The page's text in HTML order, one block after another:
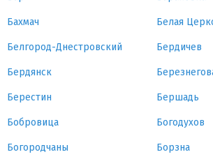
Бахмач Белая
Белгород-Днестровский Бердичев
Бердянск
Берестин Бершадь
Бобровица Богодухов
Богородчаны Борзна